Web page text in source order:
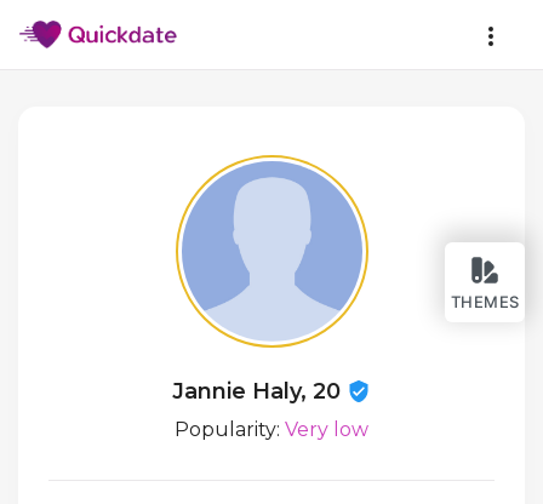
THEMES
Jannie Haly, 20
Popularity: Very low